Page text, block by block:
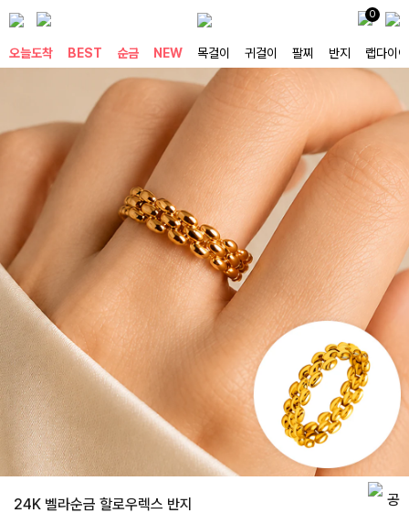
0
오늘도착 BEST 순금 NEW 목걸이 귀걸이 팔찌 반지 랩다이아
24K 벨라순금 할로우렉스 반지